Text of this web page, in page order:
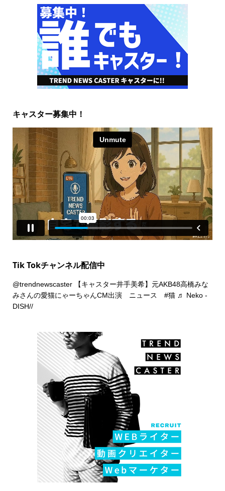
キャスター募集中！
Tik Tokチャンネル配信中
@trendnewscaster【キャスター井手美希】元AKB48高橋みな
みさんの愛猫にゃーちゃんCM出演 ニュース #猫 ♬ Neko -
DISH//